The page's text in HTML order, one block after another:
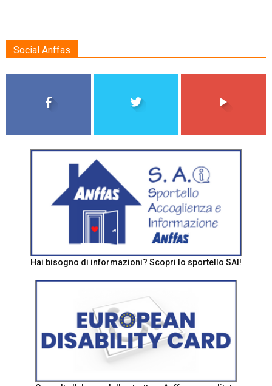
Social Anffas
Hai bisogno di informazioni? Scopri lo sportello SAI!